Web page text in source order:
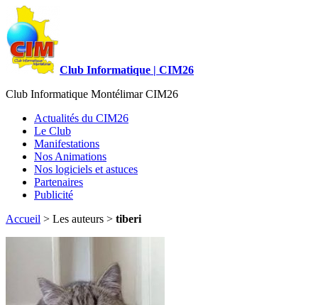
Club Informatique | CIM26
Club Informatique Montélimar CIM26
Actualités du CIM26
Le Club
Manifestations
Nos Animations
Nos logiciels et astuces
Partenaires
Publicité
Accueil > Les auteurs > tiberi